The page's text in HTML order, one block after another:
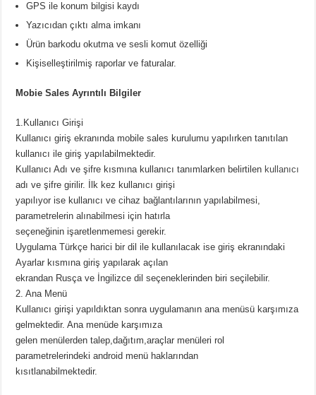
GPS ile konum bilgisi kaydı
Yazıcıdan çıktı alma imkanı
Ürün barkodu okutma ve sesli komut özelliği
Kişiselleştirilmiş raporlar ve faturalar.
Mobie Sales Ayrıntılı Bilgiler
1.Kullanıcı Girişi
Kullanıcı giriş ekranında mobile sales kurulumu yapılırken tanıtılan
kullanıcı ile giriş yapılabilmektedir.
Kullanıcı Adı ve şifre kısmına kullanıcı tanımlarken belirtilen kullanıcı
adı ve şifre girilir. İlk kez kullanıcı girişi
yapılıyor ise kullanıcı ve cihaz bağlantılarının yapılabilmesi,
parametrelerin alınabilmesi için hatırla
seçeneğinin işaretlenmemesi gerekir.
Uygulama Türkçe harici bir dil ile kullanılacak ise giriş ekranındaki
Ayarlar kısmına giriş yapılarak açılan
ekrandan Rusça ve İngilizce dil seçeneklerinden biri seçilebilir.
2. Ana Menü
Kullanıcı girişi yapıldıktan sonra uygulamanın ana menüsü karşımıza
gelmektedir. Ana menüde karşımıza
gelen menülerden talep,dağıtım,araçlar menüleri rol
parametrelerindeki android menü haklarından
kısıtlanabilmektedir.